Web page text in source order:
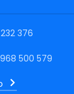
376
500 579